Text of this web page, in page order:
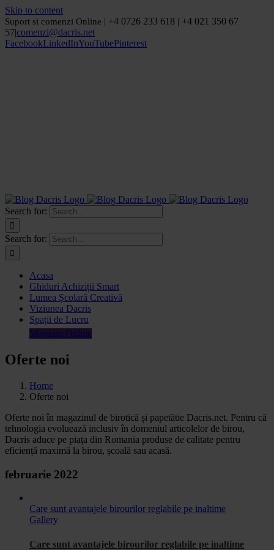
Skip to content
Suport si comenzi Online | +4 0726 233 618 | +4 021 350 67
57|comenzi@dacris.net
FacebookLinkedInYouTubePinterest
Search for:
Search for:
Acasa
Ghiduri Achiziții Smart
Lumea Școlară Creativă
Viziunea Dacris
Spații de Lucru
Magazin Online
Oferte noi
Home
Oferte noi
Oferte noi în magazinul de birotică și papetătie Dacris.net. Pentru că
tehnologia evoluează inclusiv în domeniul articolelor de birou,
Dacris aduce pe piața din Romania produse de calitate pentru
eficiență maximă la birou, școală sau acasă.
februarie 2022
Care sunt avantajele birourilor reglabile pe inaltime
Gallery
Care sunt avantajele birourilor reglabile pe inaltime